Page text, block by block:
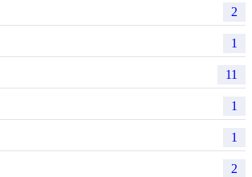
2
1
11
1
1
2